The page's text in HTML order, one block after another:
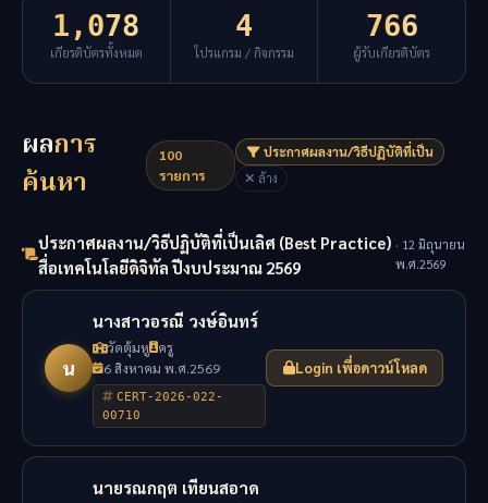
1,078
เกียรติบัตรทั้งหมด
4
โปรแกรม / กิจกรรม
766
ผู้รับเกียรติบัตร
ผลการ
ค้นหา
100
รายการ
ประกาศผลงาน/วิธีปฏิบัติที่เป็น
ล้าง
ประกาศผลงาน/วิธีปฏิบัติที่เป็นเลิศ (Best Practice)
สื่อเทคโนโลยีดิจิทัล ปีงบประมาณ 2569
· 12 มิถุนายน
พ.ศ.2569
น
นางสาวอรณี วงษ์อินทร์
วัดตุ้มหู
ครู
6 สิงหาคม พ.ศ.2569
CERT-2026-022-
00710
Login เพื่อดาวน์โหลด
นายรณกฤต เทียนสอาด